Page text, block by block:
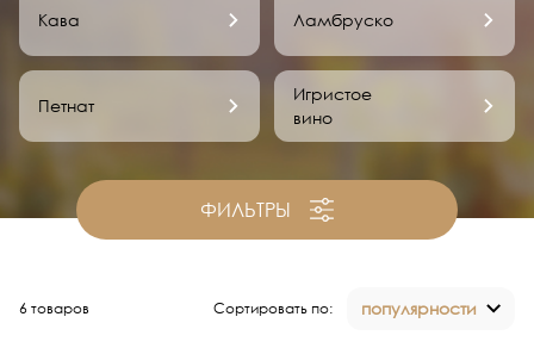
Кава Ламбруско
Петнат
Игристое
вино
ФИЛЬТРЫ
6 товаров Сортировать по: популярности